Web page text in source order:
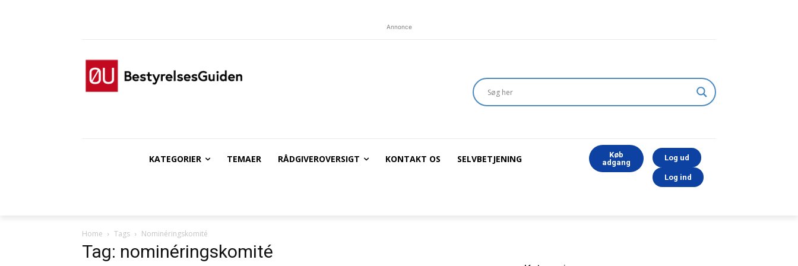
Annonce
KATEGORIER TEMAER RÅDGIVEROVERSIGT KONTAKT OS SELVBETJENING
Køb
adgang
Log ud
Log ind
Home Tags Nominéringskomité
Tag: nominéringskomité